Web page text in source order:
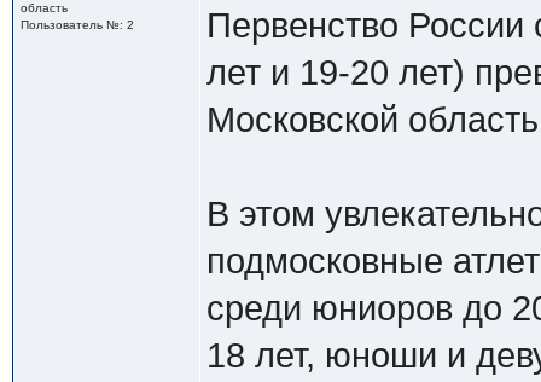
область
Пользователь №: 2
Первенство России
лет и 19-20 лет)
Московской
В этом
подмосковные
среди юниоров до
18 лет, юноши и